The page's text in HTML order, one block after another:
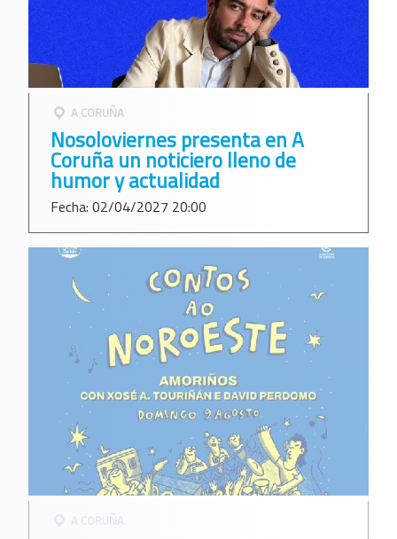
A CORUÑA
Nosoloviernes presenta en A
Coruña un noticiero lleno de
humor y actualidad
Fecha: 02/04/2027 20:00
A CORUÑA